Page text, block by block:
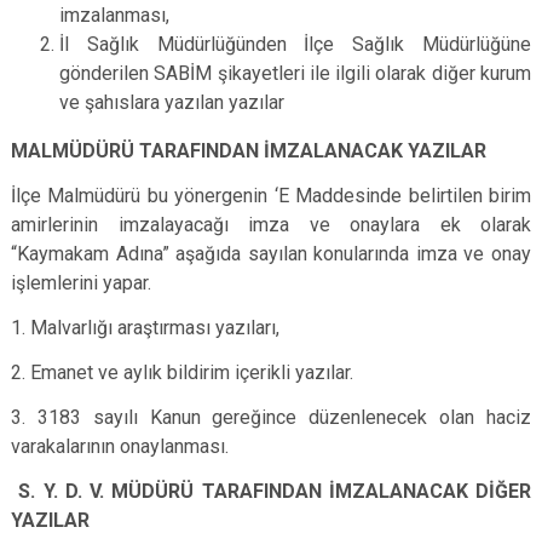
imzalanması,
İl Sağlık Müdürlüğünden İlçe Sağlık Müdürlüğüne
gönderilen SABİM şikayetleri ile ilgili olarak diğer kurum
ve şahıslara yazılan yazılar
MALMÜDÜRÜ TARAFINDAN İMZALANACAK YAZILAR
İlçe Malmüdürü bu yönergenin ‘E Maddesinde belirtilen birim
amirlerinin imzalayacağı imza ve onaylara ek olarak
“Kaymakam Adına” aşağıda sayılan konularında imza ve onay
işlemlerini yapar.
1. Malvarlığı araştırması yazıları,
2. Emanet ve aylık bildirim içerikli yazılar.
3. 3183 sayılı Kanun gereğince düzenlenecek olan haciz
varakalarının onaylanması.
S. Y. D. V. MÜDÜRÜ TARAFINDAN İMZALANACAK DİĞER
YAZILAR